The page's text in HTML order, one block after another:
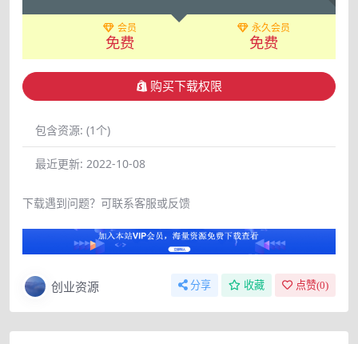
会员
免费
永久会员
免费
购买下载权限
包含资源: (1个)
最近更新: 2022-10-08
下载遇到问题？可联系客服或反馈
创业资源 分享 收藏 点赞(0)